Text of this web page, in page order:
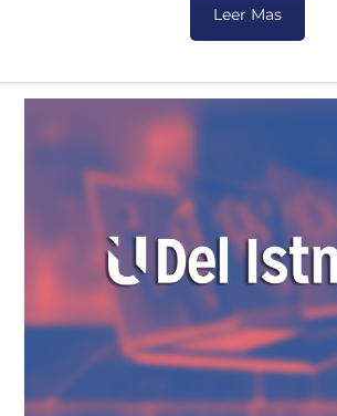
Leer Mas